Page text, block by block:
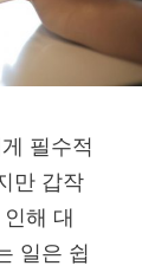
필수적
만 갑작
해 대
일은 쉽